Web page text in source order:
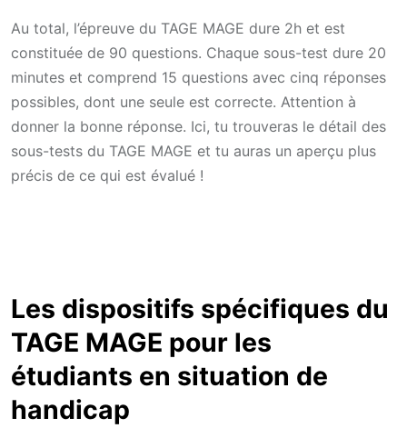
Au total, l’épreuve du TAGE MAGE dure 2h et est
constituée de 90 questions. Chaque sous-test dure 20
minutes et comprend 15 questions avec cinq réponses
possibles, dont une seule est correcte. Attention à
donner la bonne réponse. Ici, tu trouveras le détail des
sous-tests du TAGE MAGE et tu auras un aperçu plus
précis de ce qui est évalué !
Les dispositifs spécifiques du
TAGE MAGE pour les
étudiants en situation de
handicap